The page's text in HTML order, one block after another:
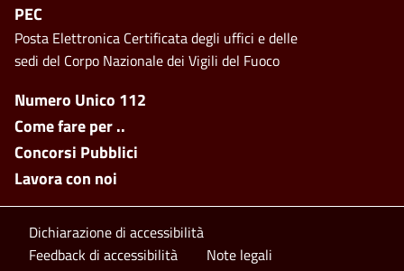
Footer side menu
Numero Unico 112
Come fare per ..
Concorsi Pubblici
Lavora con noi
PEC
Posta Elettronica Certificata degli uffici e delle
sedi del Corpo Nazionale dei Vigili del Fuoco
Footer bottom
Dichiarazione di accessibilità
Feedback di accessibilità
Note legali